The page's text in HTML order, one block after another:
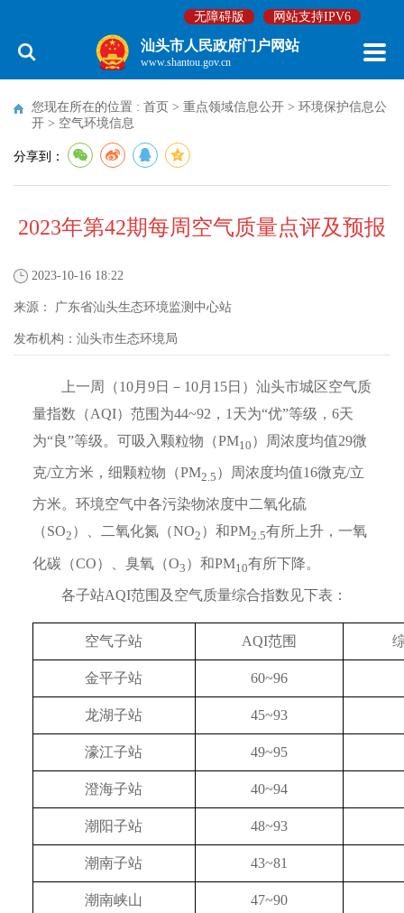
无障碍版 网站支持IPV6
汕头市人民政府门户网站
www.shantou.gov.cn
您现在所在的位置 : 首页 > 重点领域信息公开 > 环境保护信息公
开 > 空气环境信息
分享到：
2023年第42期每周空气质量点评及预报
2023-10-16 18:22
来源： 广东省汕头生态环境监测中心站
发布机构： 汕头市生态环境局
上一周（10月9日－10月15日）汕头市城区空气质
量指数（AQI）范围为44~92，1天为“优”等级，6天
为“良”等级。可吸入颗粒物（PM10 ）周浓度均值29微
克/立方米，细颗粒物（PM2.5 ）周浓度均值16微克/立
方米。环境空气中各污染物浓度中二氧化硫
（SO2 ）、二氧化氮（NO2 ）和PM2.5有所上升，一氧
化碳（CO）、臭氧（O3 ）和PM10有所下降。
各子站AQI范围及空气质量综合指数见下表：
空气子站 AQI范围
金平子站 60~96
龙湖子站 45~93
濠江子站 49~95
澄海子站 40~94
潮阳子站 48~93
潮南子站 43~81
潮南峡山 47~90